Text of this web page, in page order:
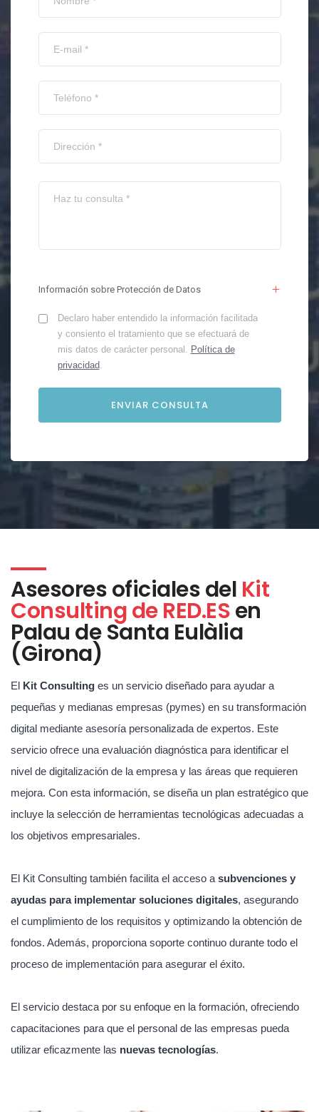
Información sobre Protección de Datos
Declaro haber entendido la información facilitada
y consiento el tratamiento que se efectuará de
mis datos de carácter personal. Política de
privacidad.
Asesores oficiales del Kit
Consulting de RED.ESen
Palau de Santa Eulàlia
(Girona)
El Kit Consulting es un servicio diseñado para ayudar a
pequeñas y medianas empresas (pymes) en su transformación
digital mediante asesoría personalizada de expertos. Este
servicio ofrece una evaluación diagnóstica para identificar el
nivel de digitalización de la empresa y las áreas que requieren
mejora. Con esta información, se diseña un plan estratégico que
incluye la selección de herramientas tecnológicas adecuadas a
los objetivos empresariales.
El Kit Consulting también facilita el acceso a subvenciones y
ayudas para implementar soluciones digitales, asegurando
el cumplimiento de los requisitos y optimizando la obtención de
fondos. Además, proporciona soporte continuo durante todo el
proceso de implementación para asegurar el éxito.
El servicio destaca por su enfoque en la formación, ofreciendo
capacitaciones para que el personal de las empresas pueda
utilizar eficazmente las nuevas tecnologías.